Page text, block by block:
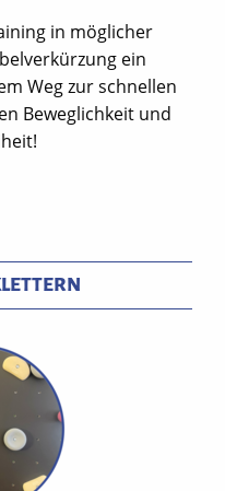
in möglicher
ein
Weg zur schnellen
Beweglichkeit und